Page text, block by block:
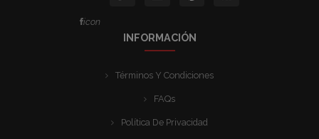
icon
INFORMACIÓN
Términos Y Condiciones
FAQs
Política De Privacidad